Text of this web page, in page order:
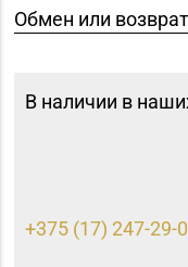
Обмен или
В наличии в
+375 (17) 247-29-